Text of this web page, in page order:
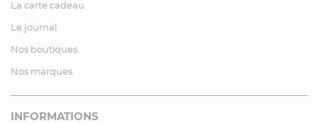
La carte cadeau
Le journal
Nos boutiques
Nos marques
INFORMATIONS